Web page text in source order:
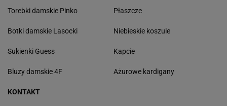
Torebki damskie Pinko
Botki damskie Lasocki
Sukienki Guess
Bluzy damskie 4F
Płaszcze
Niebieskie koszule
Kapcie
Ażurowe kardigany
KONTAKT